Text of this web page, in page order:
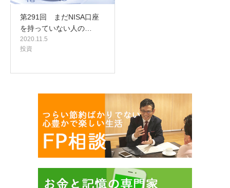
第291回 まだNISA口座
を持っていない人の…
2020.11.5
投資